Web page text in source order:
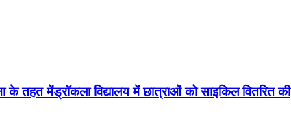
तहत मेंड्रॉकला विद्यालय में छात्राओं को साइकिल वितरित की